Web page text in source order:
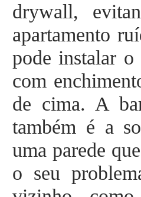
drywall,
apartamento
pode instalar
com
de cima. A
também é a
uma parede
o seu